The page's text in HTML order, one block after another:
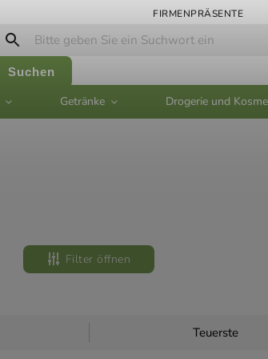
FIRMENPRÄSENTE
Suchen
Getränke Drogerie und
Filter öffnen
Teuerste